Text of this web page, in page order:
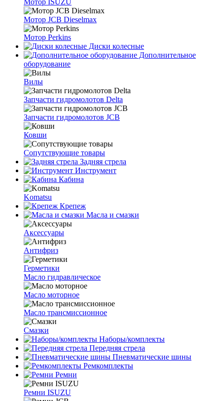
Мотор ISUZU
Мотор JCB Dieselmax
Мотор Perkins
Диски колесные
Дополнительное
оборудование
Вилы
Запчасти гидромолотов Delta
Запчасти гидромолотов JCB
Ковши
Сопутствующие товары
Задняя стрела
Инструмент
Кабина
Komatsu
Крепеж
Масла и смазки
Аксессуары
Антифриз
Герметики
Масло гидравлическое
Масло моторное
Масло трансмиссионное
Смазки
Наборы/комплекты
Передняя стрела
Пневматические шины
Ремкомплекты
Ремни
Ремни ISUZU